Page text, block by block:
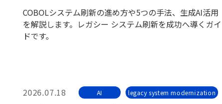
COBOLシステム刷新の進め方や5つの手法、生成AI活用
を解説します。レガシー システム刷新を成功へ導くガイ
ドです。
2026.07.18 AI legacy system modernization